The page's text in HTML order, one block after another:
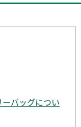
バッグについ